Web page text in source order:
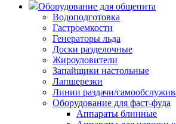
Оборудование для общепита
Водоподготовка
Гастроемкости
Генераторы льда
Доски разделочные
Жироуловители
Запайщики настольные
Лапшерезки
Линии раздачи/
Оборудование для фаст-фуда
Аппараты блинные